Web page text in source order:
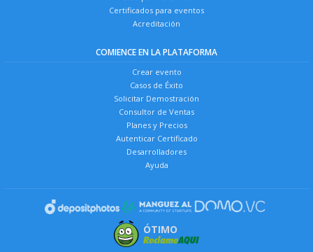
Certificados para eventos
Acreditación
COMIENCE EN LA PLATAFORMA
Crear evento
Casos de Éxito
Solicitar Demostración
Consultor de Ventas
Planes y Precios
Autenticar Certificado
Desarrolladores
Ayuda
ÓTIMO